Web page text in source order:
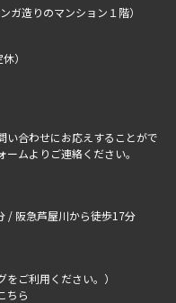
ガ造りのマンション１階）
）
合わせにお応えすることがで
ームよりご連絡ください。
/ 阪急芦屋川から徒歩17分
をご利用ください。）
ちら